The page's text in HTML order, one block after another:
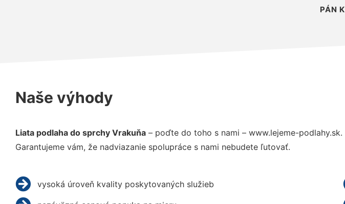
PÁN
Naše výhody
Liata podlaha do sprchy Vrakuňa – poďte do toho s nami – www.lejeme-
Garantujeme vám, že nadviazanie spolupráce s nami nebudete ľutovať.
vysoká úroveň kvality poskytovaných služieb